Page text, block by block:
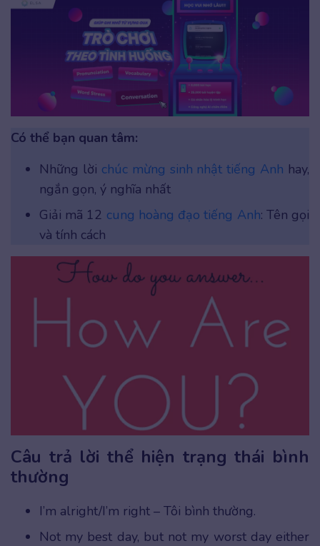
Có thể bạn quan tâm:
Những lời chúc mừng sinh nhật tiếng Anh hay,
ngắn gọn, ý nghĩa nhất
Giải mã 12 cung hoàng đạo tiếng Anh: Tên gọi
và tính cách
Câu trả lời thể hiện trạng thái bình
thường
I’m alright/I’m right – Tôi bình thường.
Not my best day, but not my worst day either